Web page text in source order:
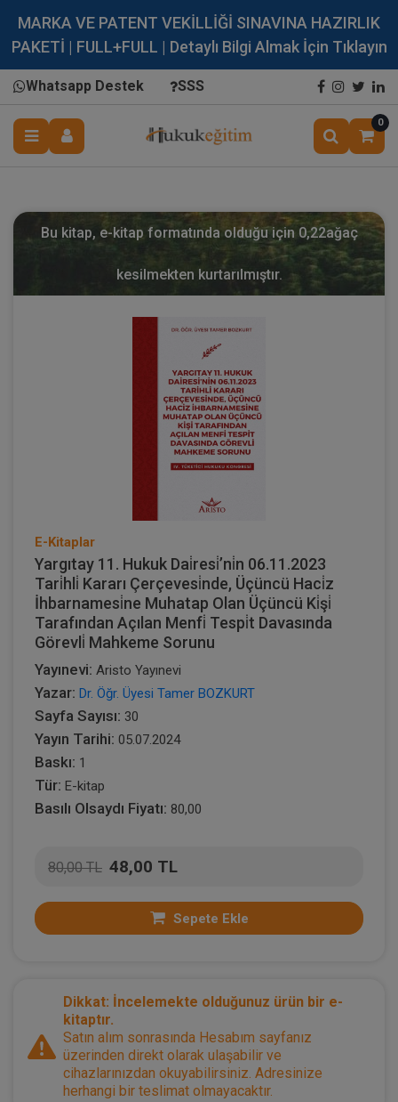
MARKA VE PATENT VEKİLLİĞİ SINAVINA HAZIRLIK
PAKETİ | FULL+FULL | Detaylı Bilgi Almak İçin Tıklayın
Whatsapp Destek SSS
0
Bu kitap, e-kitap formatında olduğu için 0,22ağaç
kesilmekten kurtarılmıştır.
E-Kitaplar
Yargıtay 11. Hukuk Dai̇resi̇’ni̇n 06.11.2023
Tari̇hli̇ Kararı Çerçevesi̇nde, Üçüncü Haci̇z
İhbarnamesi̇ne Muhatap Olan Üçüncü Ki̇şi̇
Tarafından Açılan Menfi̇ Tespi̇t Davasında
Görevli̇ Mahkeme Sorunu
Yayınevi: Aristo Yayınevi
Yazar: Dr. Öğr. Üyesi Tamer BOZKURT
Sayfa Sayısı: 30
Yayın Tarihi: 05.07.2024
Baskı: 1
Tür: E-kitap
Basılı Olsaydı Fiyatı: 80,00
80,00 TL 48,00 TL
Sepete Ekle
Dikkat: İncelemekte olduğunuz ürün bir e-
kitaptır.
Satın alım sonrasında Hesabım sayfanız
üzerinden direkt olarak ulaşabilir ve
cihazlarınızdan okuyabilirsiniz. Adresinize
herhangi bir teslimat olmayacaktır.